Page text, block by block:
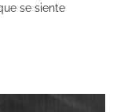
se siente